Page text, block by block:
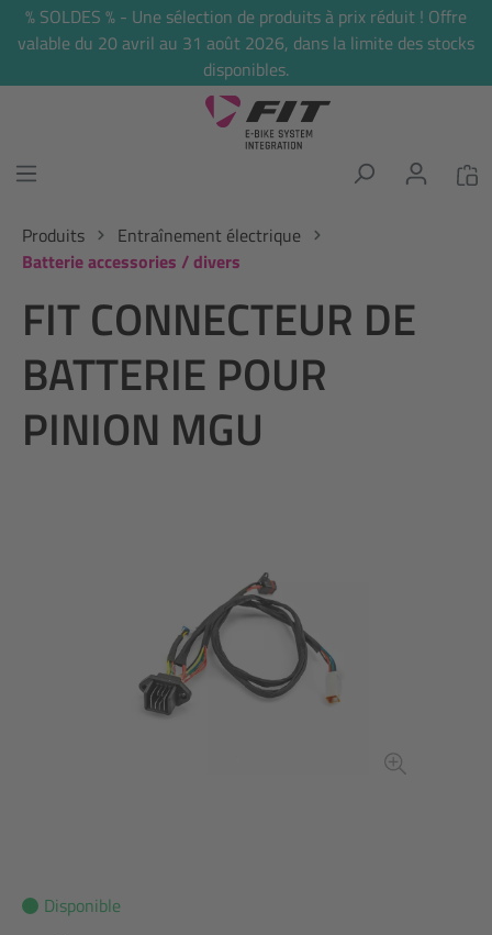
principal
% SOLDES % - Une sélection de produits à prix réduit ! Offre
valable du 20 avril au 31 août 2026, dans la limite des stocks
disponibles.
Produits
Entraînement électrique
Batterie accessories / divers
FIT CONNECTEUR DE
BATTERIE POUR
PINION MGU
Disponible